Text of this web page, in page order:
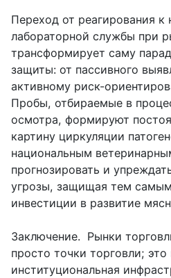
Переход от реагирования к
лабораторной службы при
трансформирует саму
защиты: от пассивного
активному риск-
Пробы, отбираемые в
осмотра, формируют
картину циркуляции
национальным
прогнозировать и
угрозы, защищая тем
инвестиции в развитие
Заключение. Рынки
просто точки торговли; это
институциональная